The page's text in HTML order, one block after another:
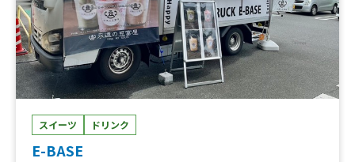
スイーツ ドリンク
E-BASE